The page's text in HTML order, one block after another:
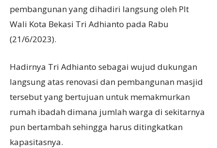
pembangunan yang dihadiri langsung oleh Plt
Wali Kota Bekasi Tri Adhianto pada Rabu
(21/6/2023).
Hadirnya Tri Adhianto sebagai wujud dukungan
langsung atas renovasi dan pembangunan masjid
tersebut yang bertujuan untuk memakmurkan
rumah ibadah dimana jumlah warga di sekitarnya
pun bertambah sehingga harus ditingkatkan
kapasitasnya.